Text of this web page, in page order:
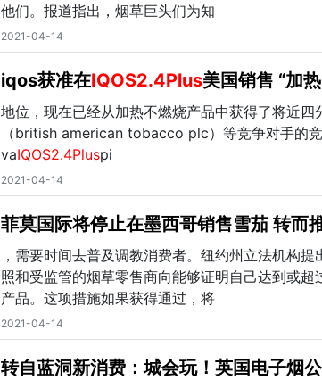
他们。报道指出，烟草巨头们为知
2021-04-14
iqos获准在IQOS2.4Plus美国销售 “加
地位，现在已经从加热不燃烧产品中获得了将近
（british american tobacco plc）等竞争对手的
vaIQOS2.4Pluspi
2021-04-14
菲莫国际将停止在墨西哥销售雪茄 转而
，需要时间去普及调教消费者。纽约州立法机构
照和受监管的烟草零售商向能够证明自己达到或
产品。这项措施如果获得通过，将
2021-04-14
转自蓝洞新消费：城会玩！英国电子烟